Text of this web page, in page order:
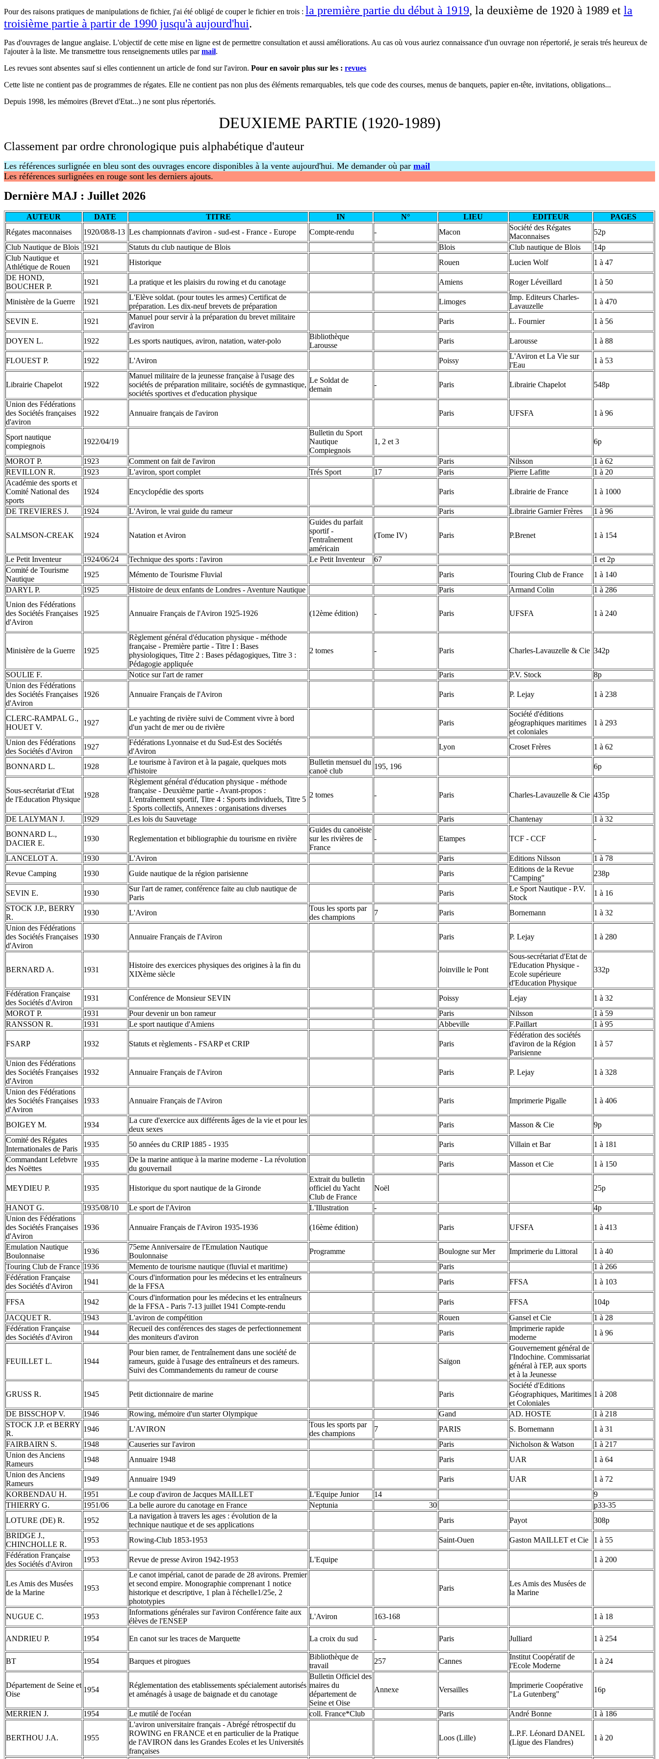
Pour des raisons pratiques de manipulations de fichier, j'ai été obligé de couper le fichier en trois : la première partie du début à 1919, la deuxième de 1920 à 1989 et la
troisième partie à partir de 1990 jusqu'à aujourd'hui.
Pas d'ouvrages de langue anglaise. L'objectif de cette mise en ligne est de permettre consultation et aussi améliorations. Au cas où vous auriez connaissance d'un ouvrage non répertorié, je serais trés heureux de
l'ajouter à la liste. Me transmettre tous renseignements utiles parmail.
Les revues sont absentes sauf si elles contiennent un article de fond sur l'aviron. Pour en savoir plus sur les : revues
Cette liste ne contient pas de programmes de régates. Elle ne contient pas non plus des éléments remarquables, tels que code des courses, menus de banquets, papier en-tête, invitations, obligations...
Depuis 1998, les mémoires (Brevet d'Etat...) ne sont plus répertoriés.
DEUXIEME PARTIE (1920-1989)
Classement par ordre chronologique puis alphabétique d'auteur
Les références surlignée en bleu sont des ouvrages encore disponibles à la vente aujourd'hui. Me demander où par mail
Les références surlignées en rouge sont les derniers ajouts.
Dernière MAJ : Juillet 2026
AUTEUR DATE TITRE IN N° LIEU EDITEUR
PAGES
Régates maconnaises
1920/08/8-13 Les championnats d'aviron - sud-est - France - Europe Compte-rendu - Macon
Société des Régates
Maconnaises
52p
Club Nautique de Blois 1921 Statuts du club nautique de Blois Blois Club nautique de Blois
14p
Club Nautique et
Athlétique de Rouen
1921 Historique Rouen Lucien Wolf
1 à 47
DE HOND,
BOUCHER P.
1921 La pratique et les plaisirs du rowing et du canotage Amiens Roger Léveillard 1 à 50
Ministère de la Guerre 1921
L'Elève soldat. (pour toutes les armes) Certificat de
préparation. Les dix-neuf brevets de préparation
Limoges
Imp. Editeurs Charles-
Lavauzelle
1 à 470
SEVIN E. 1921
Manuel pour servir à la préparation du brevet militaire
d'aviron
Paris L. Fournier 1 à 56
DOYEN L. 1922 Les sports nautiques, aviron, natation, water-polo
Bibliothèque
Larousse
Paris Larousse 1 à 88
FLOUEST P. 1922 L'Aviron Poissy
L'Aviron et La Vie sur
l'Eau
1 à 53
Librairie Chapelot 1922
Manuel militaire de la jeunesse française à l'usage des
sociétés de préparation militaire, sociétés de gymnastique,
sociétés sportives et d'education physique
Le Soldat de
demain
- Paris Librairie Chapelot 548p
Union des Fédérations
des Sociétés françaises
d'aviron
1922 Annuaire français de l'aviron Paris UFSFA 1 à 96
Sport nautique
compiegnois
1922/04/19
Bulletin du Sport
Nautique
Compiegnois
1, 2 et 3 6p
MOROT P. 1923 Comment on fait de l'aviron Paris Nilsson
1 à 62
REVILLON R.
1923 L'aviron, sport complet Trés Sport 17 Paris Pierre Lafitte
1 à 20
Académie des sports et
Comité National des
sports
1924 Encyclopédie des sports Paris Librairie de France 1 à 1000
DE TREVIERES J. 1924 L'Aviron, le vrai guide du rameur Paris Librairie Garnier Frères 1 à 96
SALMSON-CREAK 1924 Natation et Aviron
Guides du parfait
sportif -
l'entraînement
américain
(Tome IV) Paris P.Brenet 1 à 154
Le Petit Inventeur 1924/06/24 Technique des sports : l'aviron Le Petit Inventeur 67
1 et 2p
Comité de Tourisme
Nautique
1925 Mémento de Tourisme Fluvial Paris Touring Club de France
1 à 140
DARYL P.
1925 Histoire de deux enfants de Londres - Aventure Nautique Paris Armand Colin
1 à 286
Union des Fédérations
des Sociétés Françaises
d'Aviron
1925 Annuaire Français de l'Aviron 1925-1926 (12ème édition) - Paris UFSFA 1 à 240
Ministère de la Guerre 1925
Règlement général d'éducation physique - méthode
française - Première partie - Titre I : Bases
physiologiques, Titre 2 : Bases pédagogiques, Titre 3 :
Pédagogie appliquée
2 tomes - Paris Charles-Lavauzelle & Cie 342p
SOULIE F. Notice sur l'art de ramer Paris P.V. Stock
8p
Union des Fédérations
des Sociétés Françaises
d'Aviron
1926 Annuaire Français de l'Aviron Paris P. Lejay 1 à 238
CLERC-RAMPAL G.,
HOUET V.
1927
Le yachting de rivière suivi de Comment vivre à bord
d'un yacht de mer ou de rivière
Paris
Société d'éditions
géographiques maritimes
et coloniales
1 à 293
Union des Fédérations
des Sociétés d'Aviron
1927
Fédérations Lyonnaise et du Sud-Est des Sociétés
d'Aviron
Lyon Croset Frères 1 à 62
BONNARD L. 1928
Le tourisme à l'aviron et à la pagaie, quelques mots
d'histoire
Bulletin mensuel du
canoë club
195, 196 6p
Sous-secrétariat d'Etat
de l'Education Physique
1928
Règlement général d'éducation physique - méthode
française - Deuxième partie - Avant-propos :
L'entraînement sportif, Titre 4 : Sports individuels, Titre 5
: Sports collectifs, Annexes : organisations diverses
2 tomes - Paris Charles-Lavauzelle & Cie 435p
DE LALYMAN J. 1929 Les lois du Sauvetage Paris Chantenay
1 à 32
BONNARD L.,
DACIER E.
1930 Reglementation et bibliographie du tourisme en rivière
Guides du canoëiste
sur les rivières de
France
- Etampes TCF - CCF -
LANCELOT A. 1930 L'Aviron Paris Editions Nilsson
1 à 78
Revue Camping
1930 Guide nautique de la région parisienne Paris
Editions de la Revue
"Camping"
238p
SEVIN E. 1930
Sur l'art de ramer, conférence faite au club nautique de
Paris
Paris
Le Sport Nautique - P.V.
Stock
1 à 16
STOCK J.P., BERRY
R.
1930 L'Aviron
Tous les sports par
des champions
7 Paris Bornemann
1 à 32
Union des Fédérations
des Sociétés Françaises
d'Aviron
1930 Annuaire Français de l'Aviron Paris P. Lejay 1 à 280
BERNARD A. 1931
Histoire des exercices physiques des origines à la fin du
XIXème siècle
Joinville le Pont
Sous-secrétariat d'Etat de
l'Education Physique -
Ecole supérieure
d'Education Physique
332p
Fédération Française
des Sociétés d'Aviron
1931 Conférence de Monsieur SEVIN Poissy Lejay
1 à 32
MOROT P.
1931 Pour devenir un bon rameur Paris Nilsson
1 à 59
RANSSON R.
1931 Le sport nautique d'Amiens Abbeville F.Paillart 1 à 95
FSARP 1932 Statuts et règlements - FSARP et CRIP Paris
Fédération des sociétés
d'aviron de la Région
Parisienne
1 à 57
Union des Fédérations
des Sociétés Françaises
d'Aviron
1932 Annuaire Français de l'Aviron Paris P. Lejay 1 à 328
Union des Fédérations
des Sociétés Françaises
d'Aviron
1933 Annuaire Français de l'Aviron Paris Imprimerie Pigalle 1 à 406
BOIGEY M. 1934
La cure d'exercice aux différents âges de la vie et pour les
deux sexes
Paris Masson & Cie
9p
Comité des Régates
Internationales de Paris
1935 50 années du CRIP 1885 - 1935 Paris Villain et Bar
1 à 181
Commandant Lefebvre
des Noëttes
1935
De la marine antique à la marine moderne - La révolution
du gouvernail
Paris Masson et Cie 1 à 150
MEYDIEU P. 1935 Historique du sport nautique de la Gironde
Extrait du bulletin
officiel du Yacht
Club de France
Noël 25p
HANOT G. 1935/08/10 Le sport de l'Aviron L'Illustration -
4p
Union des Fédérations
des Sociétés Françaises
d'Aviron
1936 Annuaire Français de l'Aviron 1935-1936 (16ème édition) Paris UFSFA 1 à 413
Emulation Nautique
Boulonnaise
1936
75eme Anniversaire de l'Emulation Nautique
Boulonnaise
Programme Boulogne sur Mer Imprimerie du Littoral
1 à 40
Touring Club de France 1936 Memento de tourisme nautique (fluvial et maritime) Paris
1 à 266
Fédération Française
des Sociétés d'Aviron
1941
Cours d'information pour les médecins et les entraîneurs
de la FFSA
Paris FFSA 1 à 103
FFSA 1942
Cours d'information pour les médecins et les entraîneurs
de la FFSA - Paris 7-13 juillet 1941 Compte-rendu
Paris FFSA
104p
JACQUET R.
1943 L'aviron de compétition Rouen Gansel et Cie
1 à 28
Fédération Française
des Sociétés d'Aviron
1944
Recueil des conférences des stages de perfectionnement
des moniteurs d'aviron
Paris
Imprimerie rapide
moderne
1 à 96
FEUILLET L. 1944
Pour bien ramer, de l'entraînement dans une société de
rameurs, guide à l'usage des entraîneurs et des rameurs.
Suivi des Commandements du rameur de course
Saïgon
Gouvernement général de
l'Indochine. Commissariat
général à l'EP, aux sports
et à la Jeunesse
GRUSS R. 1945 Petit dictionnaire de marine Paris
Société d'Editions
Géographiques, Maritimes
et Coloniales
1 à 208
DE BISSCHOP V. 1946 Rowing, mémoire d'un starter Olympique Gand AD. HOSTE
1 à 218
STOCK J.P. et BERRY
R.
1946 L'AVIRON
Tous les sports par
des champions
7 PARIS S. Bornemann
1 à 31
FAIRBAIRN S.
1948 Causeries sur l'aviron Paris Nicholson & Watson
1 à 217
Union des Anciens
Rameurs
1948 Annuaire 1948 Paris UAR
1 à 64
Union des Anciens
Rameurs
1949 Annuaire 1949 Paris UAR
1 à 72
KORBENDAU H.
1951 Le coup d'aviron de Jacques MAILLET L'Equipe Junior 14
9
THIERRY G.
1951/06 La belle aurore du canotage en France Neptunia 30
p33-35
LOTURE (DE) R.
1952
La navigation à travers les ages : évolution de la
technique nautique et de ses applications
Paris Payot
308p
BRIDGE J.,
CHINCHOLLE R.
1953 Rowing-Club 1853-1953 Saint-Ouen Gaston MAILLET et Cie
1 à 55
Fédération Française
des Sociétés d'Aviron
1953 Revue de presse Aviron 1942-1953 L'Equipe 1 à 200
Les Amis des Musées
de la Marine
1953
Le canot impérial, canot de parade de 28 avirons. Premier
et second empire. Monographie comprenant 1 notice
historique et descriptive, 1 plan à l'échelle1/25e, 2
phototypies
Paris
Les Amis des Musées de
la Marine
NUGUE C. 1953
Informations générales sur l'aviron Conférence faite aux
élèves de l'ENSEP
L'Aviron 163-168 1 à 18
ANDRIEU P. 1954 En canot sur les traces de Marquette La croix du sud - Paris Julliard 1 à 254
BT 1954 Barques et pirogues
Bibliothèque de
travail
257 Cannes
Institut Coopératif de
l'Ecole Moderne
1 à 24
Département de Seine et
Oise
1954
Réglementation des etablissements spécialement autorisés
et aménagés à usage de baignade et du canotage
Bulletin Officiel des
maires du
département de
Seine et Oise
Annexe Versailles
Imprimerie Coopérative
"La Gutenberg"
16p
MERRIEN J. 1954 Le mutilé de l'océan coll. France*Club Paris André Bonne 1 à 186
BERTHOU J.A. 1955
L'aviron universitaire français - Abrégé rétrospectif du
ROWING en FRANCE et en particulier de la Pratique
de l'AVIRON dans les Grandes Ecoles et les Universités
françaises
Loos (Lille)
L.P.F. Léonard DANEL
(Ligue des Flandres)
1 à 20